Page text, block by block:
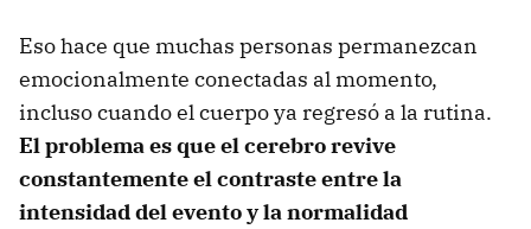
Eso hace que muchas personas permanezcan
emocionalmente conectadas al momento,
incluso cuando el cuerpo ya regresó a la rutina.
El problema es que el cerebro revive
constantemente el contraste entre la
intensidad del evento y la normalidad